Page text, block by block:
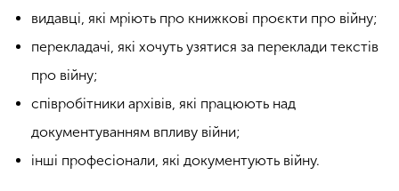
видавці, які мріють про книжкові проєкти про війну;
перекладачі, які хочуть узятися за переклади текстів
про війну;
співробітники архівів, які працюють над
документуванням впливу війни;
інші професіонали, які документують війну.